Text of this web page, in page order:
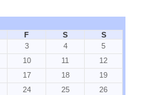
F S
S
3 4
5
10 11
12
17 18
19
24 25
26